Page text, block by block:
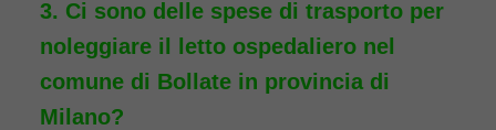
Ci sono delle spese di trasporto per
noleggiare il letto ospedaliero nel
comune di Bollate in provincia di
Milano?